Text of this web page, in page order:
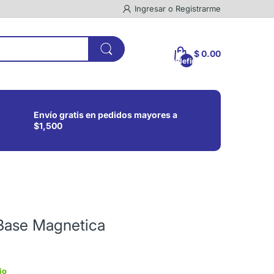
Ingresar o Registrarme
undefined
$ 0.00
Envío gratis en pedidos mayores a
$1,500
Magnetica